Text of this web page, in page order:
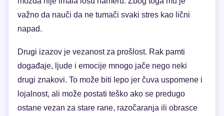
važno da nauči da ne tumači svaki stres kao lični
napad.
Drugi izazov je vezanost za prošlost. Rak pamti
događaje, ljude i emocije mnogo jače nego neki
drugi znakovi. To može biti lepo jer čuva uspomene i
lojalnost, ali može postati teško ako se predugo
ostane vezan za stare rane, razočaranja ili obrasce